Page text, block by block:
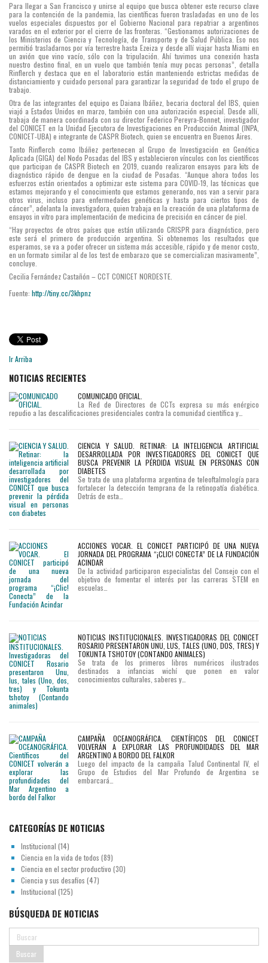
Para llegar a San Francisco y unirse al equipo que busca obtener este recurso clave
para la contención de la pandemia, las científicas fueron trasladadas en uno de los
vuelos especiales dispuestos por el Gobierno Nacional para repatriar a argentinos
varados en el exterior por el cierre de las fronteras. “Gestionamos autorizaciones de
los Ministerios de Ciencia y Tecnología, de Transporte y de Salud Pública. Eso nos
permitió trasladarnos por vía terrestre hasta Ezeiza y desde allí viajar hasta Miami en
un avión que vino vacío, sólo con la tripulación. Ahí tuvimos una conexión hasta
nuestro destino final, en un vuelo que también tenía muy pocas personas”, detalla
Rinflerch y destaca que en el laboratorio están manteniendo estrictas medidas de
distanciamiento y cuidado personal para garantizar la seguridad de todo el grupo de
trabajo.
Otra de las integrantes del equipo es Daiana Ibáñez, becaria doctoral del IBS, quien
viajó a Estados Unidos en marzo, también con una autorización especial. Desde allí,
trabaja de manera coordinada con su director Federico Pereyra-Bonnet, investigador
del CONICET en la Unidad Ejecutora de Investigaciones en Producción Animal (INPA,
CONICET-UBA) e integrante de CASPR Biotech, quien se encuentra en Buenos Aires.
Tanto Rinflerch como Ibáñez pertenecen al Grupo de Investigación en Genética
Aplicada (GIGA) del Nodo Posadas del IBS y establecieron vínculos con los científicos
que participan de CASPR Biotech en 2019, cuando realizaron ensayos para kits de
diagnóstico rápido de dengue en la ciudad de Posadas. “Aunque ahora todos los
esfuerzos están orientados a optimizar este sistema para COVID-19, las técnicas que
estamos mejorando y el conocimiento que estamos generando, nos van a servir para
otros virus, incluso para enfermedades genéticas y hasta para ciertos tipos de
cáncer”, adelanta la investigadora, quien trabaja en la creación de una plataforma de
ensayos in vitro para implementación de medicina de precisión en cáncer de piel.
“Hay proyectos de otros países que están utilizando CRISPR para diagnóstico, pero
este será el primero de producción argentina. Si obtenemos los resultados que
esperamos, se va a poder ofrecer un sistema más accesible, rápido y de menor costo,
en un formato similar al de los test de embarazo que se comercializan masivamente”,
concluye.
Cecilia Fernández Castañón – CCT CONICET NORDESTE.
Fuente: http://tiny.cc/3khpnz
Ir Arriba
NOTICIAS RECIENTES
COMUNICADO OFICIAL.
La Red de Directores de CCTs expresa su más enérgico
repudio a las descalificaciones presidenciales contra la comunidad científica y…
CIENCIA Y SALUD. RETINAR: LA INTELIGENCIA ARTIFICIAL
DESARROLLADA POR INVESTIGADORES DEL CONICET QUE
BUSCA PREVENIR LA PÉRDIDA VISUAL EN PERSONAS CON
DIABETES
Se trata de una plataforma argentina de teleoftalmología para
fortalecer la detección temprana de la retinopatía diabética.
Detrás de esta…
ACCIONES VOCAR. EL CONICET PARTICIPÓ DE UNA NUEVA
JORNADA DEL PROGRAMA “¡CLIC! CONECTA” DE LA FUNDACIÓN
ACINDAR
De la actividad participaron especialistas del Consejo con el
objetivo de fomentar el interés por las carreras STEM en
escuelas…
NOTICIAS INSTITUCIONALES. INVESTIGADORAS DEL CONICET
ROSARIO PRESENTARON UNU, LUS, TALES (UNO, DOS, TRES) Y
TOKUNTA TSHOTOY (CONTANDO ANIMALES)
Se trata de los primeros libros numéricos ilustrados
destinados a infancias wichí que ponen en valor
conocimientos culturales, saberes y…
CAMPAÑA OCEANOGRÁFICA. CIENTÍFICOS DEL CONICET
VOLVERÁN A EXPLORAR LAS PROFUNDIDADES DEL MAR
ARGENTINO A BORDO DEL FALKOR
Luego del impacto de la campaña Talud Continental IV, el
Grupo de Estudios del Mar Profundo de Argentina se
embarcará…
CATEGORÍAS DE NOTICIAS
Institucional (14)
Ciencia en la vida de todos (89)
Ciencia en el sector productivo (30)
Ciencia y sus desafíos (47)
Institucional (125)
BÚSQUEDA DE NOTICIAS